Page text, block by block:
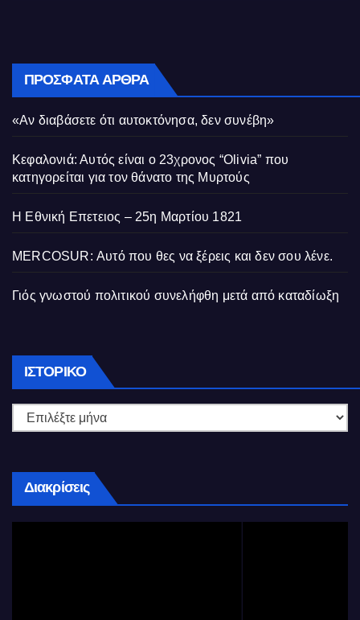
ΠΡΌΣΦΑΤΑ ΆΡΘΡΑ
«Αν διαβάσετε ότι αυτοκτόνησα, δεν συνέβη»
Κεφαλονιά: Αυτός είναι ο 23χρονος “Olivia” που
κατηγορείται για τον θάνατο της Μυρτούς
Η Εθνική Επετειος – 25η Μαρτίου 1821
MERCOSUR: Αυτό που θες να ξέρεις και δεν σου λένε.
Γιός γνωστού πολιτικού συνελήφθη μετά από καταδίωξη
ΙΣΤΟΡΙΚΌ Ιστορικό
Διακρίσεις